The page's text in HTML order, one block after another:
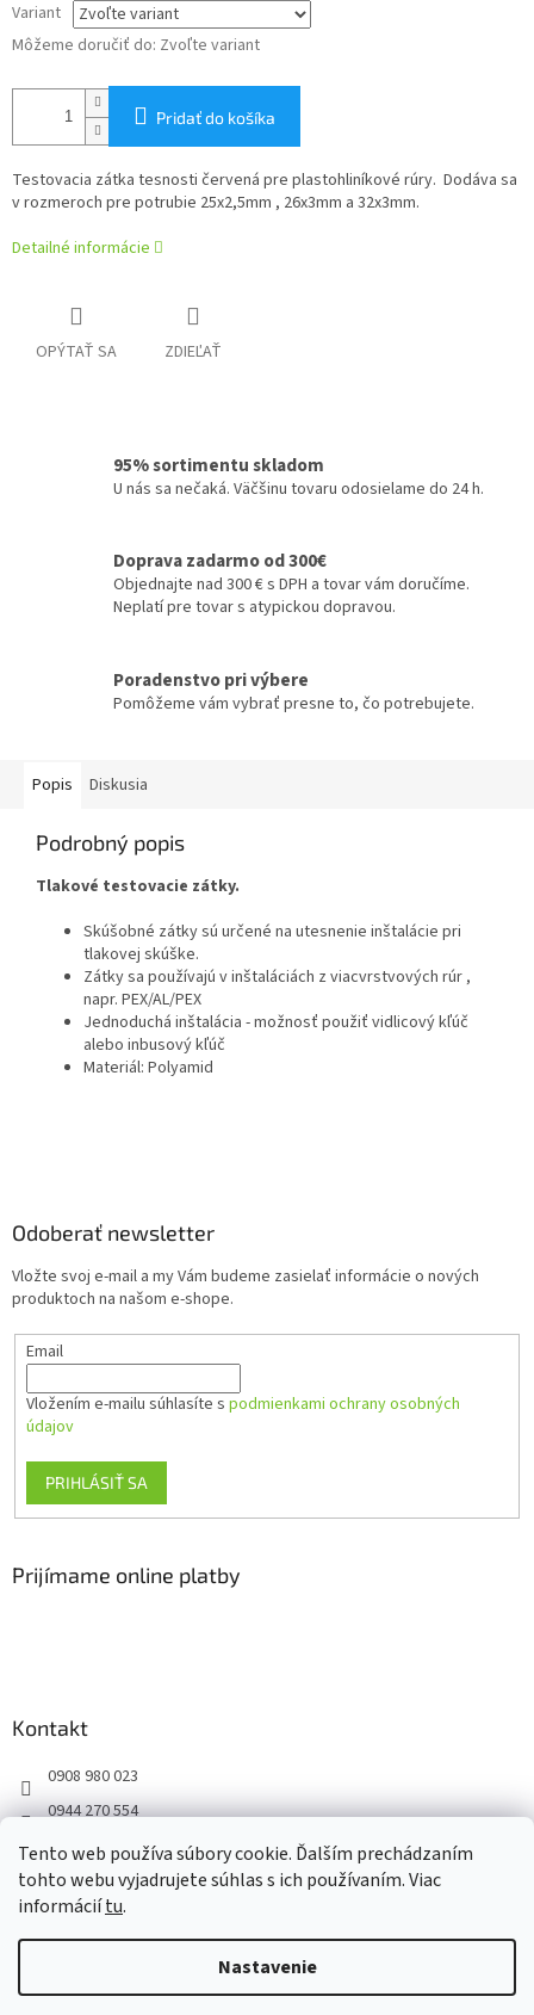
Tento web používa súbory cookie. Ďalším prechádzaním
tohto webu vyjadrujete súhlas s ich používaním. Viac
informáciítu.
Nastavenie
Variant
Môžeme doručiť do: Zvoľte variant
Pridať do košíka
Testovacia zátka tesnosti červená pre plastohliníkové rúry. Dodáva sa
v rozmeroch pre potrubie 25x2,5mm , 26x3mm a 32x3mm.
Detailné informácie
OPÝTAŤ SA ZDIEĽAŤ
95% sortimentu skladom
U nás sa nečaká. Väčšinu tovaru odosielame do 24 h.
Doprava zadarmo od 300€
Objednajte nad 300 € s DPH a tovar vám doručíme.
Neplatí pre tovar s atypickou dopravou.
Poradenstvo pri výbere
Pomôžeme vám vybrať presne to, čo potrebujete.
Popis Diskusia
Podrobný popis
Tlakové testovacie zátky.
Skúšobné zátky sú určené na utesnenie inštalácie pri
tlakovej skúške.
Zátky sa používajú v inštaláciách z viacvrstvových rúr ,
napr. PEX/AL/PEX
Jednoduchá inštalácia - možnosť použiť vidlicový kľúč
alebo inbusový kľúč
Materiál: Polyamid
Odoberať newsletter
Vložte svoj e-mail a my Vám budeme zasielať informácie o nových
produktoch na našom e-shope.
Email
Vložením e-mailu súhlasíte s podmienkami ochrany osobných
údajov
PRIHLÁSIŤ SA
Prijímame online platby
Kontakt
0908 980 023
0944 270 554
Facebook